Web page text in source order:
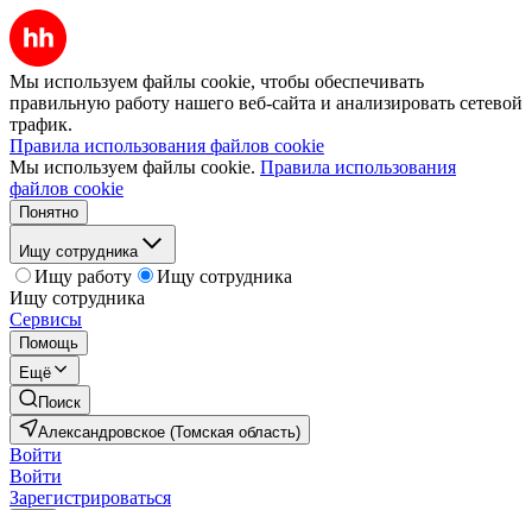
Мы используем файлы cookie, чтобы обеспечивать
правильную работу нашего веб-сайта и анализировать сетевой
трафик.
Правила использования файлов cookie
Мы используем файлы cookie. Правила использования
файлов cookie
Понятно
Ищу сотрудника
Ищу работу
Ищу сотрудника
Ищу сотрудника
Сервисы
Помощь
Ещё
Поиск
Александровское (Томская область)
Войти
Войти
Зарегистрироваться